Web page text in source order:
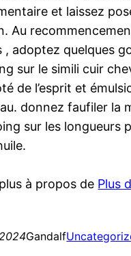
et laissez
Au
, adoptez quelques
sur le simili cuir
de l’esprit et
donnez faufiler la
sur les longueurs
à propos de Plus
Gandalf